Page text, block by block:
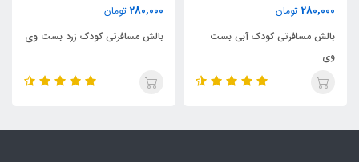
280,000 تومان
بالش مسافرتی کودک آبی بست
وی
280,000 تومان
بالش مسافرتی کودک زرد بست وی